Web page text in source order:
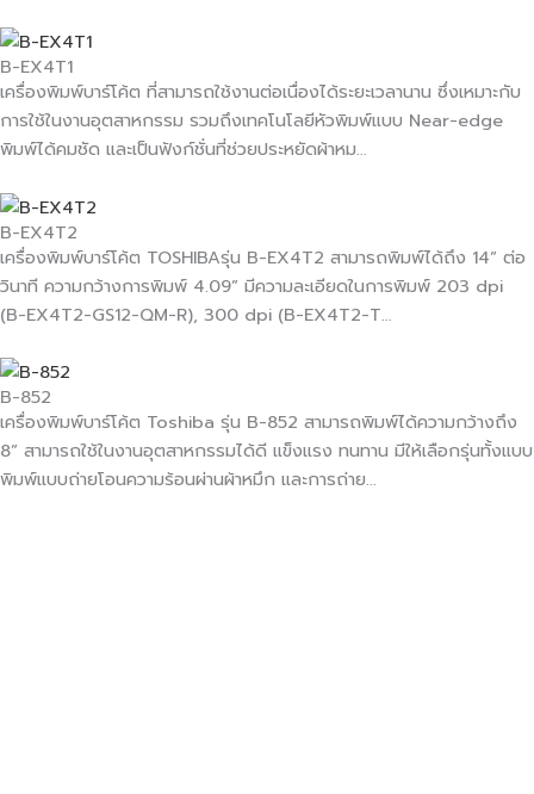
B-EX4T1
เครื่องพิมพ์บาร์โค้ต ที่สามารถใช้งานต่อเนื่องได้ระยะเวลานาน ซึ่งเหมาะกับ
การใช้ในงานอุตสาหกรรม รวมถึงเทคโนโลยีหัวพิมพ์แบบ Near-edge
พิมพ์ได้คมชัด และเป็นฟังก์ชั่นที่ช่วยประหยัดผ้าหม…
B-EX4T2
เครื่องพิมพ์บาร์โค้ต TOSHIBAรุ่น B-EX4T2 สามารถพิมพ์ได้ถึง 14” ต่อ
วินาที ความกว้างการพิมพ์ 4.09” มีความละเอียดในการพิมพ์ 203 dpi
(B-EX4T2-GS12-QM-R), 300 dpi (B-EX4T2-T…
B-852
เครื่องพิมพ์บาร์โค้ต Toshiba รุ่น B-852 สามารถพิมพ์ได้ความกว้างถึง
8” สามารถใช้ในงานอุตสาหกรรมได้ดี แข็งแรง ทนทาน มีให้เลือกรุ่นทั้งแบบ
พิมพ์แบบถ่ายโอนความร้อนผ่านผ้าหมึก และการถ่าย…